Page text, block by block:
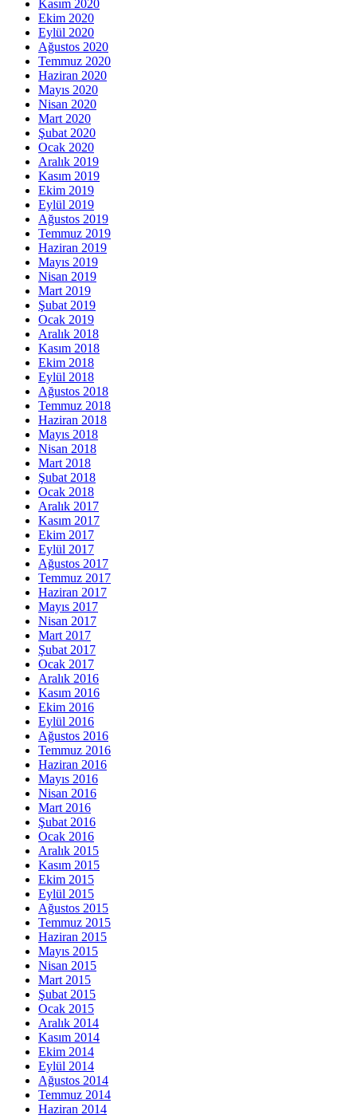
Kasım 2020
Ekim 2020
Eylül 2020
Ağustos 2020
Temmuz 2020
Haziran 2020
Mayıs 2020
Nisan 2020
Mart 2020
Şubat 2020
Ocak 2020
Aralık 2019
Kasım 2019
Ekim 2019
Eylül 2019
Ağustos 2019
Temmuz 2019
Haziran 2019
Mayıs 2019
Nisan 2019
Mart 2019
Şubat 2019
Ocak 2019
Aralık 2018
Kasım 2018
Ekim 2018
Eylül 2018
Ağustos 2018
Temmuz 2018
Haziran 2018
Mayıs 2018
Nisan 2018
Mart 2018
Şubat 2018
Ocak 2018
Aralık 2017
Kasım 2017
Ekim 2017
Eylül 2017
Ağustos 2017
Temmuz 2017
Haziran 2017
Mayıs 2017
Nisan 2017
Mart 2017
Şubat 2017
Ocak 2017
Aralık 2016
Kasım 2016
Ekim 2016
Eylül 2016
Ağustos 2016
Temmuz 2016
Haziran 2016
Mayıs 2016
Nisan 2016
Mart 2016
Şubat 2016
Ocak 2016
Aralık 2015
Kasım 2015
Ekim 2015
Eylül 2015
Ağustos 2015
Temmuz 2015
Haziran 2015
Mayıs 2015
Nisan 2015
Mart 2015
Şubat 2015
Ocak 2015
Aralık 2014
Kasım 2014
Ekim 2014
Eylül 2014
Ağustos 2014
Temmuz 2014
Haziran 2014